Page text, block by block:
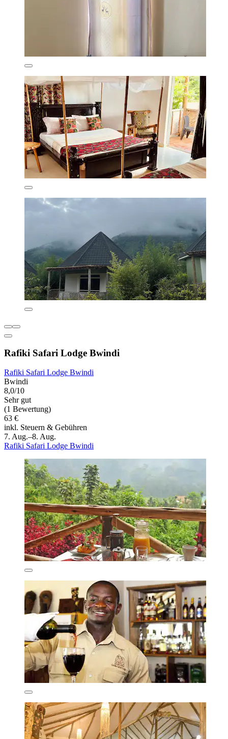
Rafiki Safari Lodge Bwindi
Rafiki Safari Lodge Bwindi
Bwindi
8,0/10
Sehr gut
(1 Bewertung)
63 €
inkl. Steuern & Gebühren
7. Aug.–8. Aug.
Rafiki Safari Lodge Bwindi